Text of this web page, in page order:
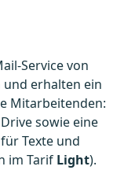
Service von
erhalten ein
Mitarbeitenden:
sowie eine
Texte und
im Tarif Light).